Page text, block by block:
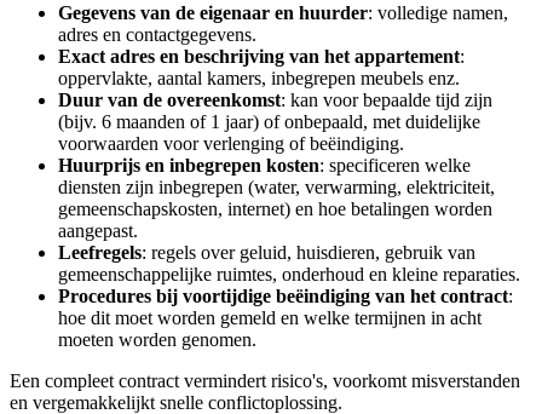
Gegevens van de eigenaar en huurder: volledige namen,
adres en contactgegevens.
Exact adres en beschrijving van het appartement:
oppervlakte, aantal kamers, inbegrepen meubels enz.
Duur van de overeenkomst: kan voor bepaalde tijd zijn
(bijv. 6 maanden of 1 jaar) of onbepaald, met duidelijke
voorwaarden voor verlenging of beëindiging.
Huurprijs en inbegrepen kosten: specificeren welke
diensten zijn inbegrepen (water, verwarming, elektriciteit,
gemeenschapskosten, internet) en hoe betalingen worden
aangepast.
Leefregels: regels over geluid, huisdieren, gebruik van
gemeenschappelijke ruimtes, onderhoud en kleine reparaties.
Procedures bij voortijdige beëindiging van het contract:
hoe dit moet worden gemeld en welke termijnen in acht
moeten worden genomen.
Een compleet contract vermindert risico's, voorkomt misverstanden
en vergemakkelijkt snelle conflictoplossing.